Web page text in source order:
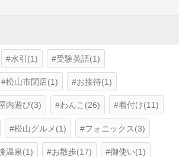
水引(1) 受験英語(1)
松山市閉店(1) お接待(1)
内遊び(3) わんこ(26) 着付け(11)
松山グルメ(1) フォニックス(3)
温泉(1) お散歩(17) 御使い(1)